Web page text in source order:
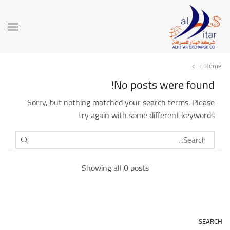
Home
No posts were found!
Sorry, but nothing matched your search terms. Please
try again with some different keywords
SEARCH
Showing all 0 posts
SEARCH